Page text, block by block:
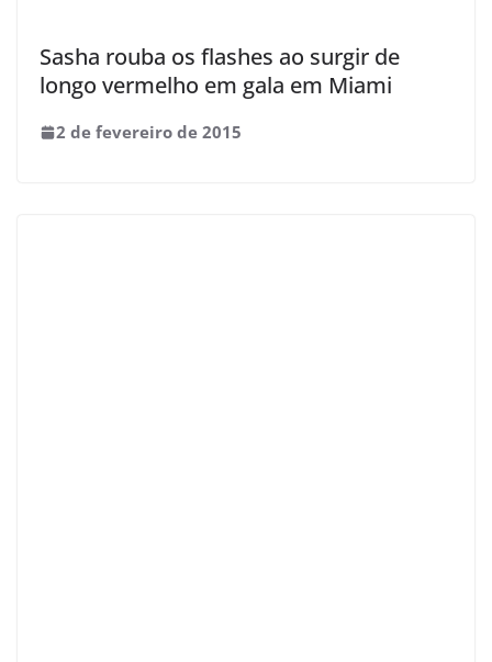
Sasha rouba os flashes ao surgir de
longo vermelho em gala em Miami
2 de fevereiro de 2015